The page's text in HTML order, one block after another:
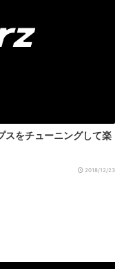
スをチューニングして楽
2018/12/23